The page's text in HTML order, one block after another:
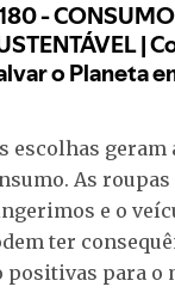
escolhas
As
e o
ter
positivas para o